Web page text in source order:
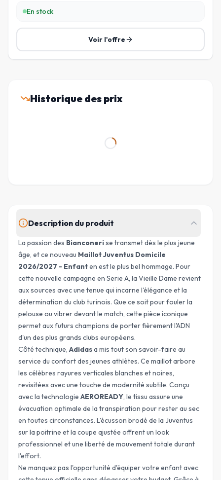
En stock
Voir l'offre
Historique des prix
Description du produit
La passion des Bianconerise transmet dès le plus jeune
âge, et ce nouveau Maillot Juventus Domicile
2026/2027 - Enfanten est le plus bel hommage. Pour
cette nouvelle campagne en Serie A, la Vieille Dame revient
aux sources avec une tenue qui incarne l'élégance et la
détermination du club turinois. Que ce soit pour fouler la
pelouse ou vibrer devant le match, cette pièce iconique
permet aux futurs champions de porter fièrement l'ADN
d'un des plus grands clubs européens.
Côté technique, Adidasa mis tout son savoir-faire au
service du confort des jeunes athlètes. Ce maillot arbore
les célèbres rayures verticales blanches et noires,
revisitées avec une touche de modernité subtile. Conçu
avec la technologie AEROREADY, le tissu assure une
évacuation optimale de la transpiration pour rester au sec
en toutes circonstances. L'écusson brodé de la Juventus
sur la poitrine et la coupe ajustée offrent un look
professionnel et une liberté de mouvement totale durant
l'effort.
Ne manquez pas l'opportunité d'équiper votre enfant avec